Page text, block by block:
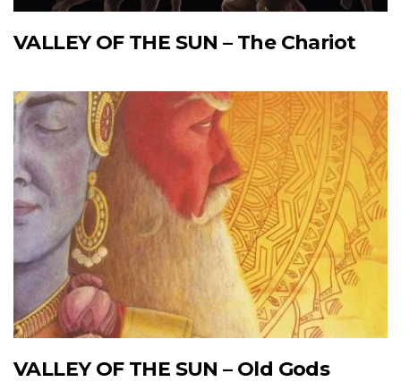
VALLEY OF THE SUN – The Chariot
VALLEY OF THE SUN – Old Gods